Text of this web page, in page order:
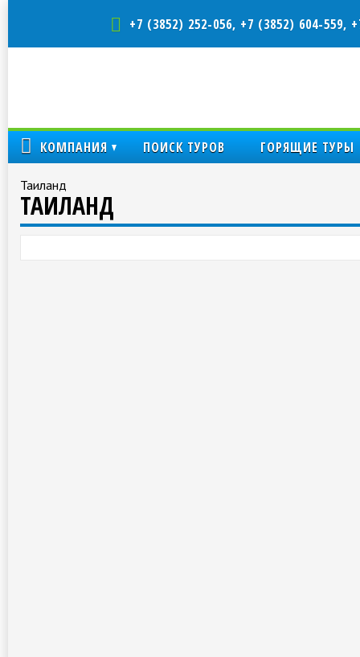
+7 (3852) 252-056, +7 (3852) 604-559,
КОМПАНИЯ ПОИСК ТУРОВ ГОРЯЩИЕ ТУРЫ
Таиланд
ТАИЛАНД